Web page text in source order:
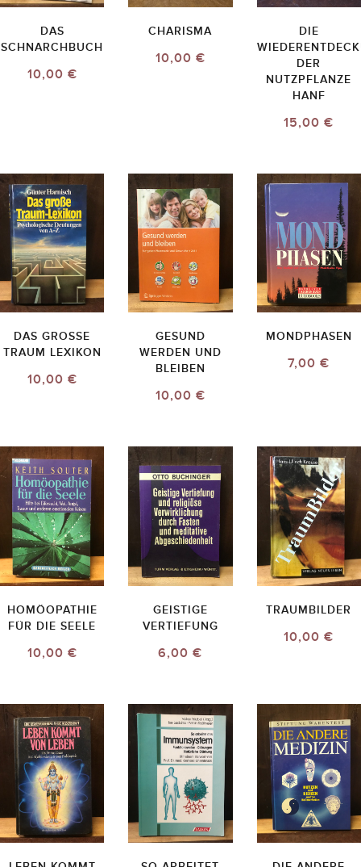
DAS
SCHNARCHBUCH
10,00 €
CHARISMA
10,00 €
DIE
DER
NUTZPFLANZE
HANF
15,00 €
DAS GROSSE T
RAUM LEXIKON
10,00 €
GESUND
WERDEN UND
BLEIBEN
10,00 €
MONDPHASEN
7,00 €
HOMÖOPATHIE
FÜR DIE SEELE
10,00 €
GEISTIGE
VERTIEFUNG
6,00 €
TRAUMBILDER
10,00 €